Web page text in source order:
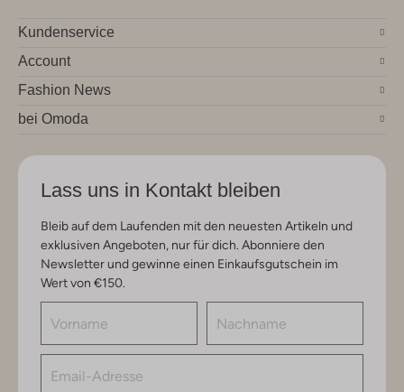
Kundenservice
Account
Fashion News
bei Omoda
Lass uns in Kontakt bleiben
Bleib auf dem Laufenden mit den neuesten Artikeln und
exklusiven Angeboten, nur für dich. Abonniere den
Newsletter und gewinne einen Einkaufsgutschein im
Wert von €150.